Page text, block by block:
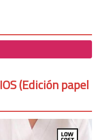
(Edición papel